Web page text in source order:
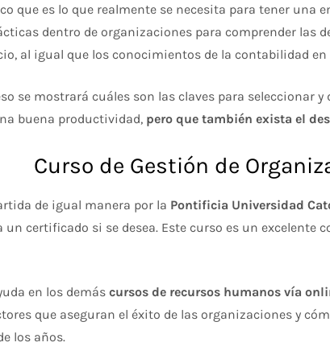
que es lo que realmente se necesita para tener una
dentro de organizaciones para comprender las
al igual que los conocimientos de la contabilidad en
se mostrará cuáles son las claves para seleccionar
buena productividad, pero que también exista el
de Gestión de
de igual manera por la Pontificia Universidad
un certificado si se desea. Este curso es un excelente
en los demáscursos de recursos humanos vía
que aseguran el éxito de las organizaciones y
los años.